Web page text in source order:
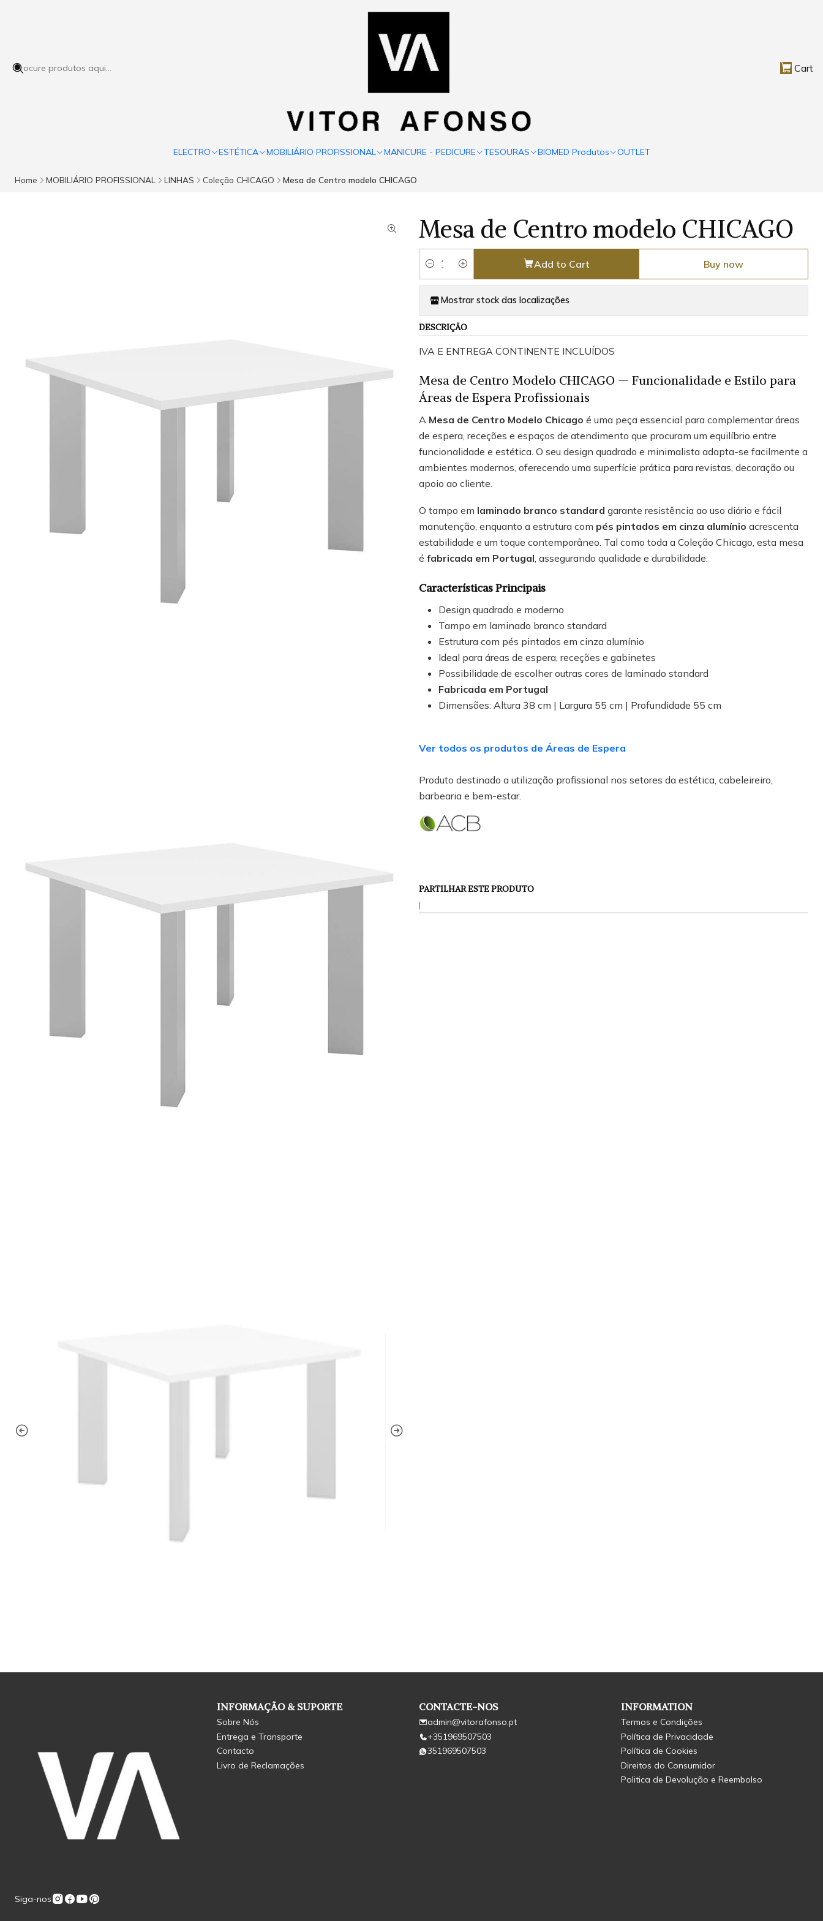
Cart
ELECTRO ESTÉTICA MOBILIÁRIO PROFISSIONAL MANICURE - PEDICURE TESOURAS BIOMED Produtos OUTLET
Home MOBILIÁRIO PROFISSIONAL LINHAS Coleção CHICAGO Mesa de Centro modelo CHICAGO
Mesa de Centro modelo CHICAGO
Quantity
Add to Cart Buy now
Mostrar stock das localizações
DESCRIÇÃO
IVA E ENTREGA CONTINENTE INCLUÍDOS
Mesa de Centro Modelo CHICAGO — Funcionalidade e Estilo para
Áreas de Espera Profissionais
A Mesa de Centro Modelo Chicago é uma peça essencial para complementar áreas
de espera, receções e espaços de atendimento que procuram um equilíbrio entre
funcionalidade e estética. O seu design quadrado e minimalista adapta-se facilmente a
ambientes modernos, oferecendo uma superfície prática para revistas, decoração ou
apoio ao cliente.
O tampo em laminado branco standard garante resistência ao uso diário e fácil
manutenção, enquanto a estrutura com pés pintados em cinza alumínio acrescenta
estabilidade e um toque contemporâneo. Tal como toda a Coleção Chicago, esta mesa
é fabricada em Portugal , assegurando qualidade e durabilidade.
Características Principais
Design quadrado e moderno
Tampo em laminado branco standard
Estrutura com pés pintados em cinza alumínio
Ideal para áreas de espera, receções e gabinetes
Possibilidade de escolher outras cores de laminado standard
Fabricada em Portugal
Dimensões: Altura 38 cm | Largura 55 cm | Profundidade 55 cm
Ver todos os produtos de Áreas de Espera
Produto destinado a utilização profissional nos setores da estética, cabeleireiro,
barbearia e bem-estar.
PARTILHAR ESTE PRODUTO
|
Siga-nos
INFORMAÇÃO & SUPORTE
Sobre Nós
Entrega e Transporte
Contacto
Livro de Reclamações
CONTACTE-NOS
admin@vitorafonso.pt
+351969507503
351969507503
INFORMATION
Termos e Condições
Política de Privacidade
Política de Cookies
Direitos do Consumidor
Politica de Devolução e Reembolso